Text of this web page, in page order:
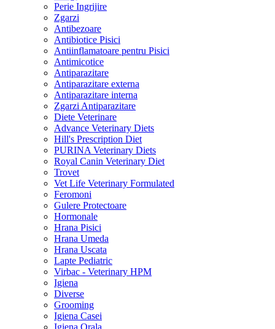
Perie Ingrijire
Zgarzi
Antibezoare
Antibiotice Pisici
Antiinflamatoare pentru Pisici
Antimicotice
Antiparazitare
Antiparazitare externa
Antiparazitare interna
Zgarzi Antiparazitare
Diete Veterinare
Advance Veterinary Diets
Hill's Prescription Diet
PURINA Veterinary Diets
Royal Canin Veterinary Diet
Trovet
Vet Life Veterinary Formulated
Feromoni
Gulere Protectoare
Hormonale
Hrana Pisici
Hrana Umeda
Hrana Uscata
Lapte Pediatric
Virbac - Veterinary HPM
Igiena
Diverse
Grooming
Igiena Casei
Igiena Orala